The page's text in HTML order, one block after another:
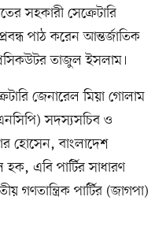
সহকারী সেক্রেটারি
পাঠ করেন আন্তর্জাতিক
তাজুল ইসলাম।
জেনারেল মিয়া গোলাম
সদস্যসচিব ও
হোসেন, বাংলাদেশ
এবি পার্টির সাধারণ
পার্টির (জাগপা)